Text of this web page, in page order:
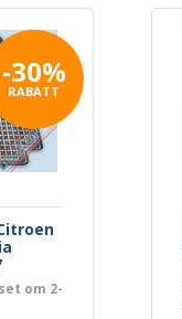
-30%
RABATT
om 2-